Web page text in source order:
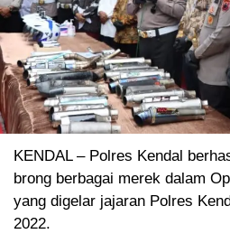
KENDAL – Polres Kendal
brong berbagai merek dalam
yang digelar jajaran Polres
2022.